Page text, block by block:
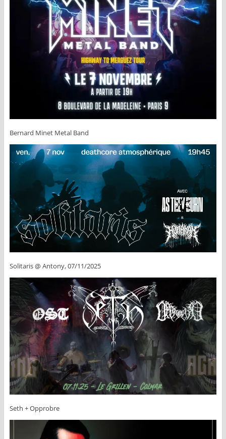
Bernard Minet Metal Band
Solitaris @ Antony, 07/11/2025
Seth + Opprobre